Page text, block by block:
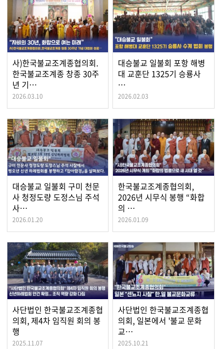
사)한국불교조계종협의회.
한국불교조계종 창종 30주
년 기…
2026.03.10
대승불교 일불회 포항 해병
대 교훈단 1325기 승룡사
…
2026.02.03
대승불교 일불회 구미 천문
사 청정도량 도정스님 주석
사…
2026.01.20
한국불교조계종협의회,
2026년 시무식 봉행 “화합
의 …
2026.01.09
사단법인 한국불교조계종협
의회, 제4차 임직원 회의 봉
행
2025.11.07
사단법인 한국불교조계종협
의회, 일본에서 '불교 문화
교…
2025.10.21